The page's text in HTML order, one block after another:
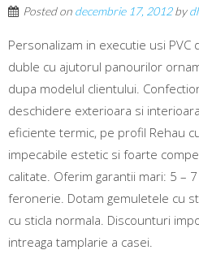
Posted on decembrie 17, 2012by
Personalizam in executie usi
duble cu ajutorul panourilor
dupa modelul clientului.
deschidere exterioara si
eficiente termic, pe profil Rehau
impecabile estetic si foarte
calitate. Oferim garantii mari: 5 –
feronerie. Dotam gemuletele cu
cu sticla normala. Discounturi
intreaga tamplarie a casei.